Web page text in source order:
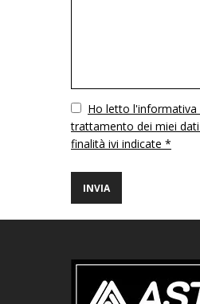
VuotoHo letto l'informativa
trattamento dei miei
finalità ivi indicate *